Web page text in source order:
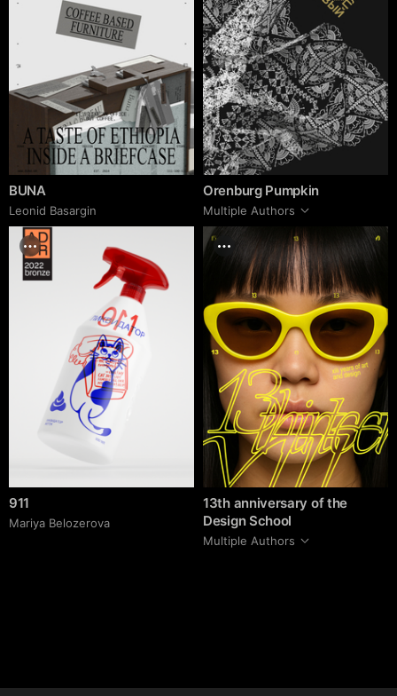
BUNA
Leonid Basargin
Orenburg Pumpkin
Multiple Authors
911
Mariya Belozerova
13th anniversary of the
Design School
Multiple Authors